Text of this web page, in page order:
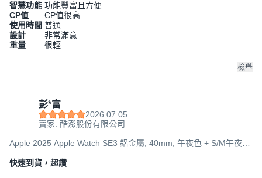
智慧功能 功能豐富且方便
CP值
CP值很高
使用時間 普通
設計
非常滿意
重量
很輕
檢舉
彭*富
2026.07.05
賣家: 酷澎股份有限公司
Apple 2025 Apple Watch SE3 鋁金屬, 40mm, 午夜色 + S/M午夜色
快速到貨，超讚